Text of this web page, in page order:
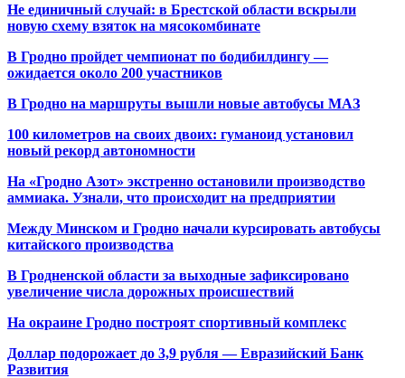
Не единичный случай: в Брестской области вскрыли
новую схему взяток на мясокомбинате
В Гродно пройдет чемпионат по бодибилдингу —
ожидается около 200 участников
В Гродно на маршруты вышли новые автобусы МАЗ
100 километров на своих двоих: гуманоид установил
новый рекорд автономности
На «Гродно Азот» экстренно остановили производство
аммиака. Узнали, что происходит на предприятии
Между Минском и Гродно начали курсировать автобусы
китайского производства
В Гродненской области за выходные зафиксировано
увеличение числа дорожных происшествий
На окраине Гродно построят спортивный комплекс
Доллар подорожает до 3,9 рубля — Евразийский Банк
Развития